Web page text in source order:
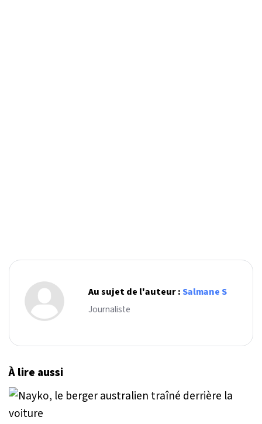
Au sujet de l'auteur :Salmane S
Journaliste
À lire aussi